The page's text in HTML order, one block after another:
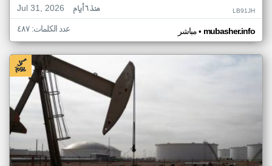
Jul 31, 2026 منذ ٦ أيام LB91JH
مباشر• mubasher.info عدد الكلمات: ٤٨٧